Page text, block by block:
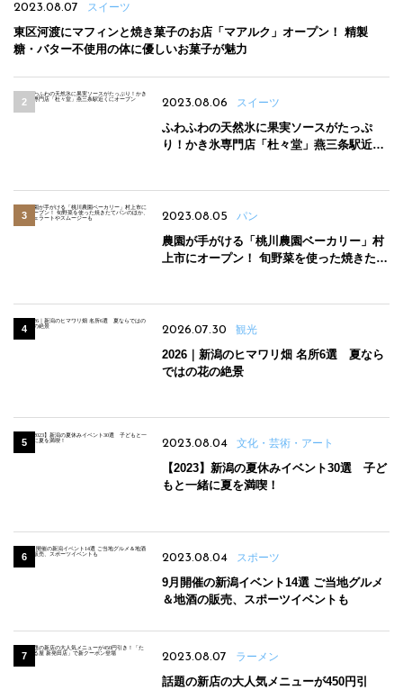
2023.08.07 スイーツ
東区河渡にマフィンと焼き菓子のお店「マアルク」オープン！ 精製
糖・バター不使用の体に優しいお菓子が魅力
2023.08.06 スイーツ
ふわふわの天然氷に果実ソースがたっぷ
り！かき氷専門店「杜々堂」燕三条駅近く
2023.08.05 パン
農園が手がける「桃川農園ベーカリー」村
上市にオープン！ 旬野菜を使った焼きたて
2026.07.30 観光
2026｜新潟のヒマワリ畑 名所6選 夏なら
ではの花の絶景
2023.08.04 文化・芸術・アート
【2023】新潟の夏休みイベント30選 子ど
もと一緒に夏を満喫！
2023.08.04 スポーツ
9月開催の新潟イベント14選 ご当地グルメ
＆地酒の販売、スポーツイベントも
2023.08.07 ラーメン
話題の新店の大人気メニューが450円引